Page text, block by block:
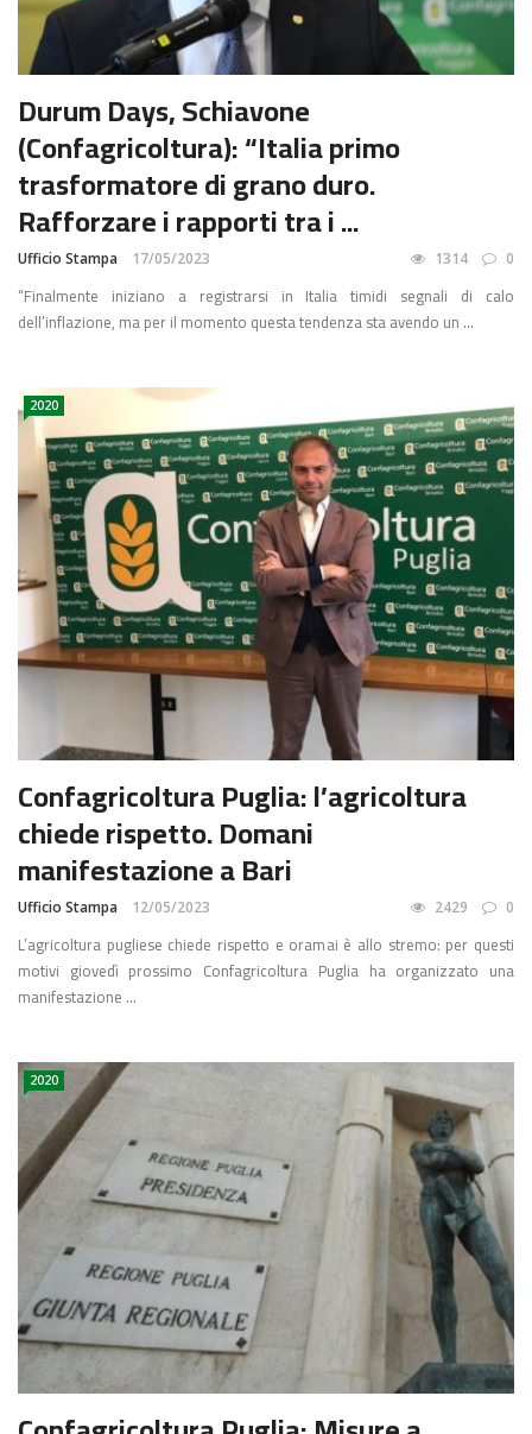
Durum Days, Schiavone
(Confagricoltura): “Italia primo
trasformatore di grano duro.
Rafforzare i rapporti tra i ...
Ufficio Stampa 17/05/2023 1314 0
“Finalmente iniziano a registrarsi in Italia timidi segnali di calo
dell’inflazione, ma per il momento questa tendenza sta avendo un ...
2020
Confagricoltura Puglia: l’agricoltura
chiede rispetto. Domani
manifestazione a Bari
Ufficio Stampa 12/05/2023 2429 0
L’agricoltura pugliese chiede rispetto e oramai è allo stremo: per questi
motivi giovedì prossimo Confagricoltura Puglia ha organizzato una
manifestazione ...
2020